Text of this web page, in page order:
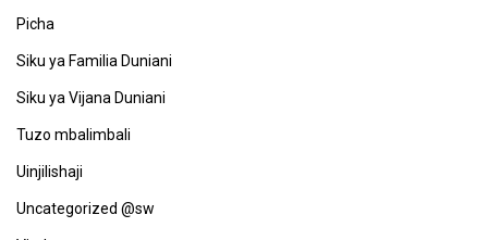
Picha
Siku ya Familia Duniani
Siku ya Vijana Duniani
Tuzo mbalimbali
Uinjilishaji
Uncategorized @sw